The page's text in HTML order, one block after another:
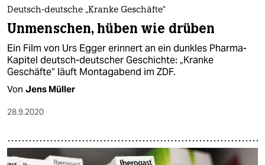
Deutsch-deutsche „Kranke Geschäfte“
Unmenschen, hüben wie drüben
Ein Film von Urs Egger erinnert an ein dunkles Pharma-
Kapitel deutsch-deutscher Geschichte: „Kranke
Geschäfte“ läuft Montagabend im ZDF.
Von Jens Müller
28.9.2020